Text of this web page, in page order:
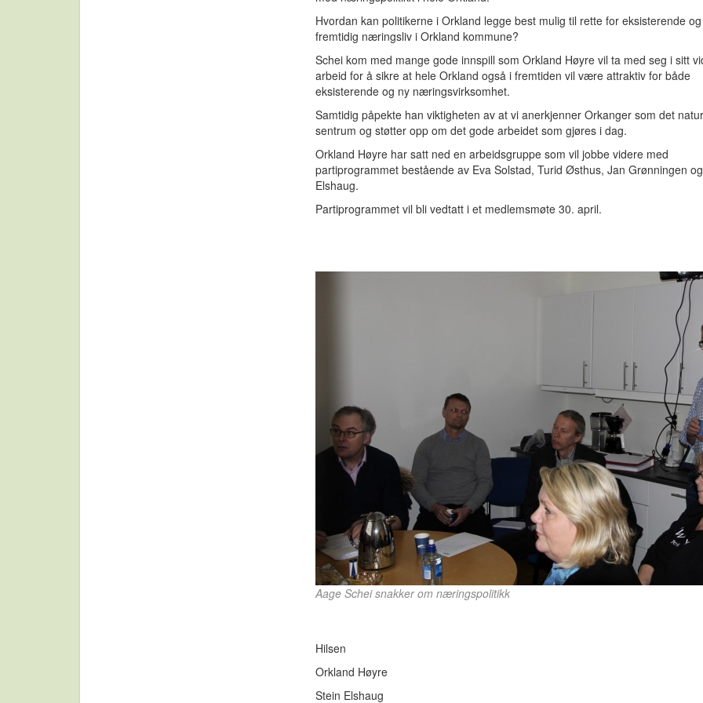
Hvordan kan politikerne i Orkland legge best mulig til rette for eksisterende og
fremtidig næringsliv i Orkland kommune?
Schei kom med mange gode innspill som Orkland Høyre vil ta med seg i sitt
arbeid for å sikre at hele Orkland også i fremtiden vil være attraktiv for både
eksisterende og ny næringsvirksomhet.
Samtidig påpekte han viktigheten av at vi anerkjenner Orkanger som det
sentrum og støtter opp om det gode arbeidet som gjøres i dag.
Orkland Høyre har satt ned en arbeidsgruppe som vil jobbe videre med
partiprogrammet bestående av Eva Solstad, Turid Østhus, Jan Grønningen
Elshaug.
Partiprogrammet vil bli vedtatt i et medlemsmøte 30. april.
Aage Schei snakker om næringspolitikk
Hilsen
Orkland Høyre
Stein Elshaug